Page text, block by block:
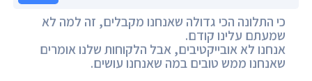
כי התלונה הכי גדולה שאנחנו מקבלים, זה למה לא
שמעתם עלינו קודם.
אנחנו לא אובייקטיבים, אבל הלקוחות שלנו אומרים
שאנחנו ממש טובים במה שאנחנו עושים.